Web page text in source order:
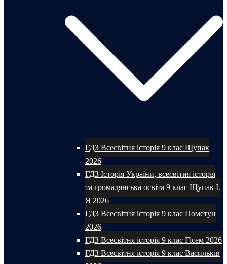
ГДЗ Всесвітня історія 9 клас Щупак
2026
ГДЗ Історія України, всесвітня історія
та громадянська освіта 9 клас Щупак І.
Я 2026
ГДЗ Всесвітня історія 9 клас Пометун
2026
ГДЗ Всесвітня історія 9 клас Гісем 2026
ГДЗ Всесвітня історія 9 клас Васильків